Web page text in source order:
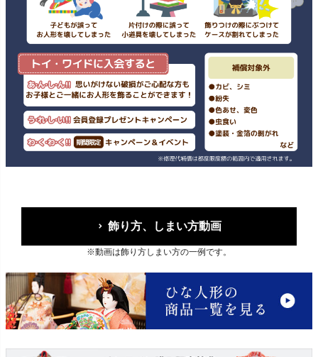
飾り方、しまい方動画
※動画は飾り方しまい方の一例です。